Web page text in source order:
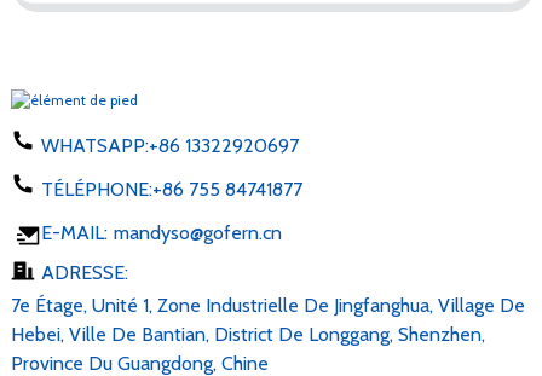
WHATSAPP:+86 13322920697
TÉLÉPHONE:+86 755 84741877
E-MAIL: mandyso@gofern.cn
ADRESSE:
7e Étage, Unité 1, Zone Industrielle De Jingfanghua, Village De
Hebei, Ville De Bantian, District De Longgang, Shenzhen,
Province Du Guangdong, Chine